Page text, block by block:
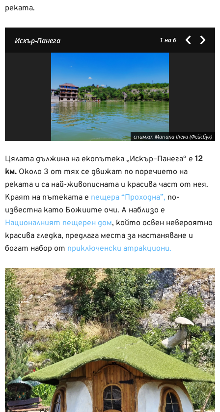
реката.
Искър-Панега 1 на 6
снимка: Mariana Ilieva (Фейсбук)
Цялата дължина на екопътека „Искър–Панега“ е 12
км. Около 3 от тях се движат по поречието на
реката и са най-живописната и красива част от нея.
Краят на пътеката е пещера “Проходна”, по-
известна като Божиите очи. А наблизо е
Националният пещерен дом, който освен невероятно
красива гледка, предлага места за настаняване и
богат набор от приключенски атракциони.